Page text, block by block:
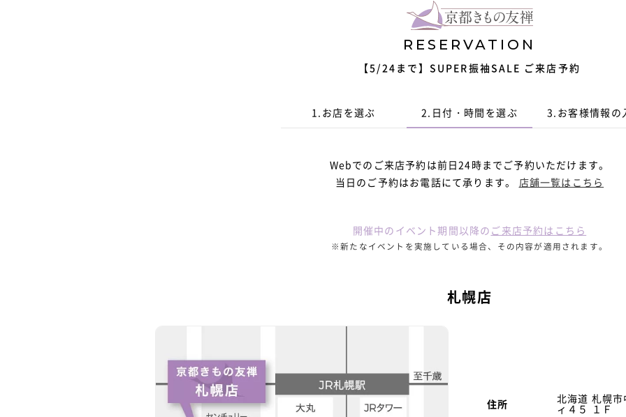
RESERVATION
【5/24まで】SUPER振袖SALE ご来店予約
1. お店を選ぶ 2. 日付・時間 を選ぶ 3. お客様情報 の
Webでのご来店予約は前日24時までご予約いただけます。
当日のご予約はお電話にて承ります。 店舗一覧はこちら
開催中のイベント期間以降の ご来店予約はこちら
※新たなイベントを実施している場合、その内容が適用されます。
札幌店
住所 北海道 札幌
ィ４５ １Ｆ